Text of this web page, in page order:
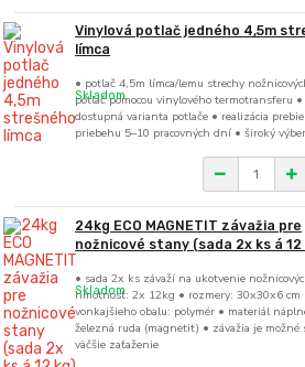
Vinylová potlač jedného 4,5m
límca
• potlač 4,5m límca/lemu strechy
potlač pomocou vinylového termotransferu •
dostupná varianta potlače • realizácia
priebehu 5–10 pracovných dní • široký
Skladom
24kg ECO MAGNETIT závažia pre
nožnicové stany (sada 2x ks á 12
• sada 2x ks závaží na ukotvenie
hmotnosť: 2x 12kg • rozmery: 30x30x6 cm
vonkajšieho obalu: polymér • materiál
železná ruda (magnetit) • závažia je možné
väčšie zaťaženie
Skladom